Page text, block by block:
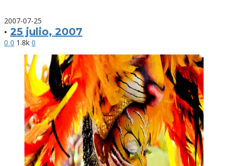
2007-07-25
· 25 julio, 2007
0 0 1.8k 0